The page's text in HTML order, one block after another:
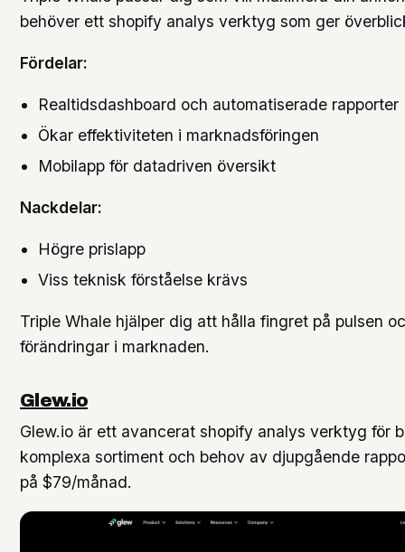
behöver ett shopify analys verktyg som ger
Fördelar:
Realtidsdashboard och automatiserade rapporter
Ökar effektiviteten i marknadsföringen
Mobilapp för datadriven översikt
Nackdelar:
Högre prislapp
Viss teknisk förståelse krävs
Triple Whale hjälper dig att hålla fingret på pulsen
förändringar i marknaden.
Glew.io
Glew.io är ett avancerat shopify analys verktyg för
komplexa sortiment och behov av djupgående
på $79/månad.